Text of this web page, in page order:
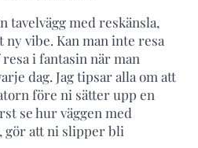
tavelvägg med reskänsla,
vibe. Kan man inte resa
i fantasin när man
dag. Jag tipsar alla om att
före ni sätter upp en
se hur väggen med
gör att ni slipper bli